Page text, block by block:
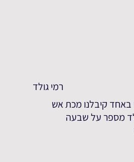
רמי גולד
קיבלנו מכת אש
מספר על שבעה